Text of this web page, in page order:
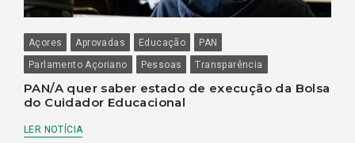
Açores Aprovadas Educação
PAN
Parlamento Açoriano
Pessoas Transparência
PAN/A quer saber estado de execução da Bolsa
do Cuidador Educacional
LER NOTÍCIA